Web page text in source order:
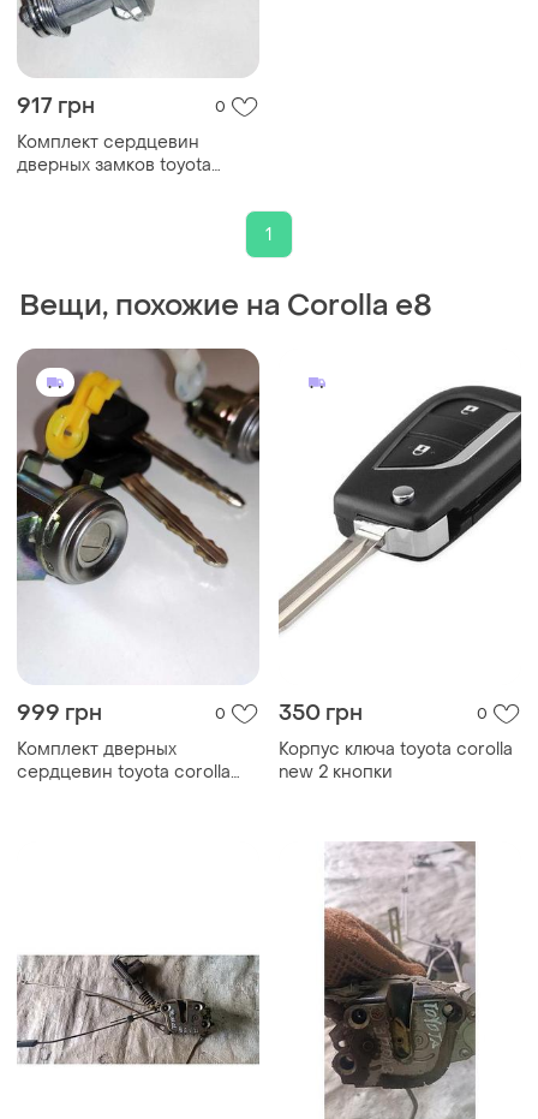
917 грн 0
Комплект сердцевин
дверных замков toyota
1
Вещи, похожие на Corolla e8
999 грн 0
Комплект дверных
сердцевин toyota corolla
350 грн 0
Корпуc ключа toyota corolla
new 2 кнопки